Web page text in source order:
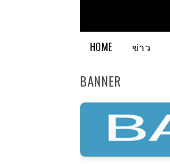
HOME ข่าว
BANNER